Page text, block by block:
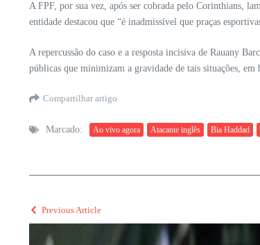
A FPF, por sua vez, após ser cobrada pelo Corinthians,
entidade destacou que “é inadmissível que praças
A repercussão do caso e a resposta incisiva de Rauany
públicas que minimizam a gravidade de tais situações,
Compartilhar artigo
Marcado: Ao vivo agora Atacante inglês Bia Haddad
Previous Article